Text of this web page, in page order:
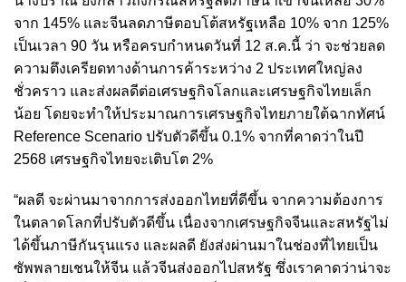
จาก 145% และจีนลดภาษีตอบโต้สหรัฐเหลือ 10% จาก 125%
เป็นเวลา 90 วัน หรือครบกำหนดวันที่ 12 ส.ค.นี้ ว่า จะช่วยลด
ความตึงเครียดทางด้านการค้าระหว่าง 2 ประเทศใหญ่ลง
ชั่วคราว และส่งผลดีต่อเศรษฐกิจโลกและเศรษฐกิจไทยเล็ก
น้อย โดยจะทำให้ประมาณการเศรษฐกิจไทยภายใต้ฉากทัศน์
Reference Scenario ปรับตัวดีขึ้น 0.1% จากที่คาดว่าในปี
2568 เศรษฐกิจไทยจะเติบโต 2%
“ผลดี จะผ่านมาจากการส่งออกไทยที่ดีขึ้น จากความต้องการ
ในตลาดโลกที่ปรับตัวดีขึ้น เนื่องจากเศรษฐกิจจีนและสหรัฐไม่
ได้ขึ้นภาษีกันรุนแรง และผลดี ยังส่งผ่านมาในช่องที่ไทยเป็น
ซัพพลายเชนให้จีน แล้วจีนส่งออกไปสหรัฐ ซึ่งเราคาดว่าน่าจะ